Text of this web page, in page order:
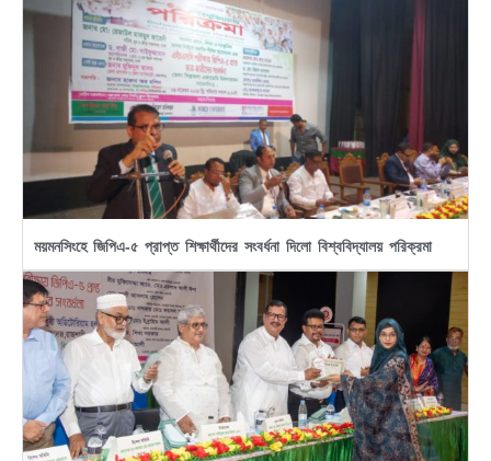
ময়মনসিংহে জিপিএ-৫ প্রাপ্ত শিক্ষার্থীদের সংবর্ধনা দিলো বিশ্ববিদ্যালয় পরিক্রমা